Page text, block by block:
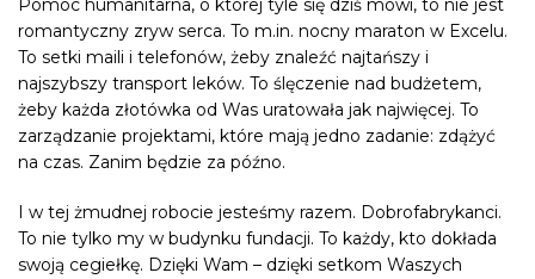
Pomoc humanitarna, o której tyle się dziś mówi, to nie jest
romantyczny zryw serca. To m.in. nocny maraton w Excelu.
To setki maili i telefonów, żeby znaleźć najtańszy i
najszybszy transport leków. To ślęczenie nad budżetem,
żeby każda złotówka od Was uratowała jak najwięcej. To
zarządzanie projektami, które mają jedno zadanie: zdążyć
na czas. Zanim będzie za późno.
I w tej żmudnej robocie jesteśmy razem. Dobrofabrykanci.
To nie tylko my w budynku fundacji. To każdy, kto dokłada
swoją cegiełkę. Dzięki Wam – dzięki setkom Waszych